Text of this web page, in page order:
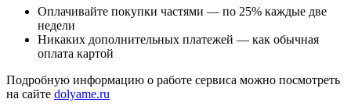
Оплачивайте покупки частями — по 25% каждые две
недели
Никаких дополнительных платежей — как обычная
оплата картой
Подробную информацию о работе сервиса можно посмотреть
на сайте dolyame.ru